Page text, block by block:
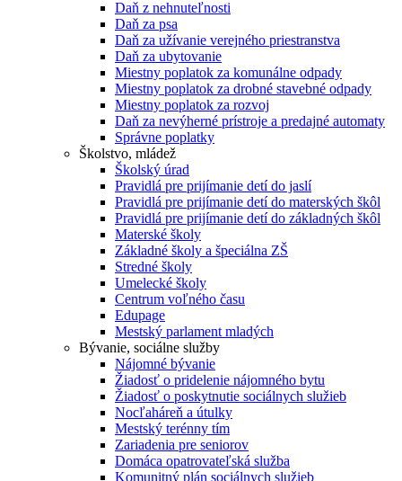
Daň z nehnuteľnosti
Daň za psa
Daň za užívanie verejného priestranstva
Daň za ubytovanie
Miestny poplatok za komunálne odpady
Miestny poplatok za drobné stavebné odpady
Miestny poplatok za rozvoj
Daň za nevýherné prístroje a predajné automaty
Správne poplatky
Školstvo, mládež
Školský úrad
Pravidlá pre prijímanie detí do jaslí
Pravidlá pre prijímanie detí do materských škôl
Pravidlá pre prijímanie detí do základných škôl
Materské školy
Základné školy a špeciálna ZŠ
Stredné školy
Umelecké školy
Centrum voľného času
Edupage
Mestský parlament mladých
Bývanie, sociálne služby
Nájomné bývanie
Žiadosť o pridelenie nájomného bytu
Žiadosť o poskytnutie sociálnych služieb
Nocľaháreň a útulky
Mestský terénny tím
Zariadenia pre seniorov
Domáca opatrovateľská služba
Komunitný plán sociálnych služieb